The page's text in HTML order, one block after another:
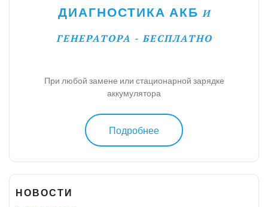
ДИАГНОСТИКА АКБ И
ГЕНЕРАТОРА - БЕСПЛАТНО
При любой замене или стационарной зарядке
аккумулятора
Подробнее
НОВОСТИ